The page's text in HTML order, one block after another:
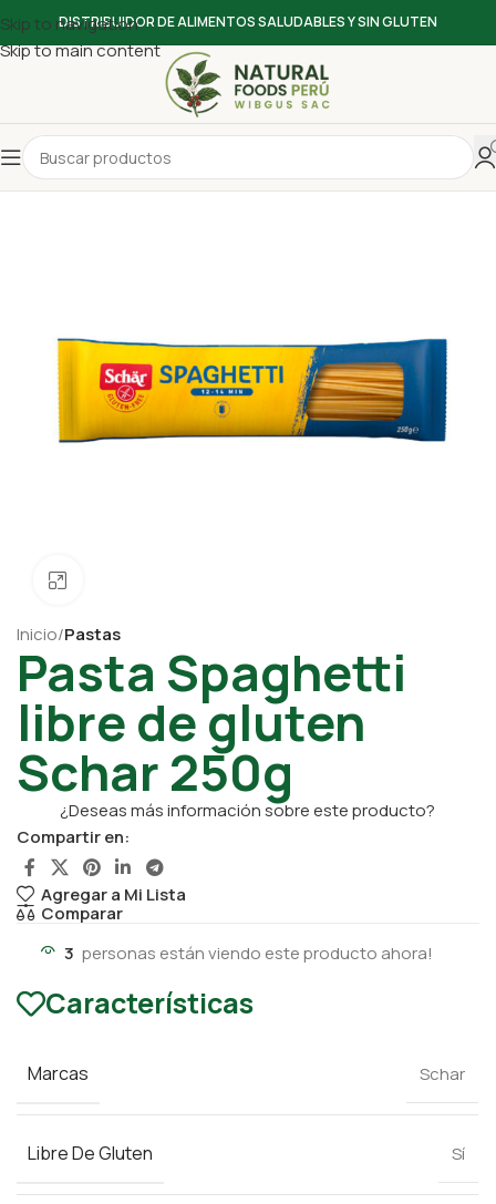
Skip to navigation
Skip to main content
DISTRIBUIDOR DE ALIMENTOS SALUDABLES Y SIN GLUTEN
Inicio Pastas
Pasta Spaghetti
libre de gluten
Schar 250g
¿Deseas más información sobre este producto?
Compartir en:
Agregar a Mi Lista
Comparar
3 personas están viendo este producto ahora!
Características
Marcas Schar
Libre De Gluten Sí